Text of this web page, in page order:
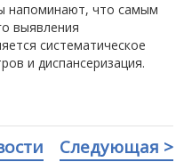
напоминают, что самым
выявления
систематическое
и диспансеризация.
Следующая >